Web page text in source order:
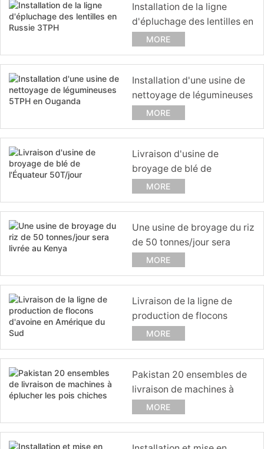
Installation de la ligne
d'épluchage des lentilles en
Russie 3TPH
MORE
Installation d'une usine de
nettoyage de légumineuses
5TPH en Ouganda
MORE
Livraison d'usine de
broyage de blé de
l'Équateur 50T/jour
MORE
Une usine de broyage du riz
de 50 tonnes/jour sera
livrée au Kenya
MORE
Livraison de la ligne de
production de flocons
d'avoine en Amérique du
MORE
Pakistan 20 ensembles de
livraison de machines à
éplucher les pois chiches
MORE